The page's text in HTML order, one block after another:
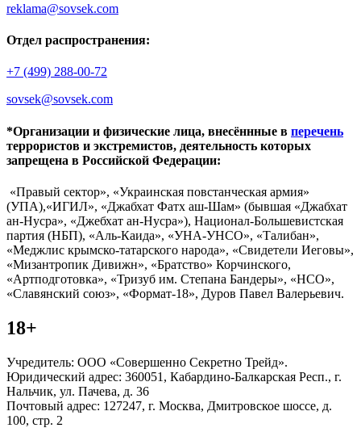
reklama@sovsek.com
Отдел распространения:
+7 (499) 288-00-72
sovsek@sovsek.com
*Организации и физические лица, внесённные в перечень
террористов и экстремистов, деятельность которых
запрещена в Российской Федерации:
«Правый сектор», «Украинская повстанческая армия»
(УПА),«ИГИЛ», «Джабхат Фатх аш-Шам» (бывшая «Джабхат
ан-Нусра», «Джебхат ан-Нусра»), Национал-Большевистская
партия (НБП), «Аль-Каида», «УНА-УНСО», «Талибан»,
«Меджлис крымско-татарского народа», «Свидетели Иеговы»,
«Мизантропик Дивижн», «Братство» Корчинского,
«Артподготовка», «Тризуб им. Степана Бандеры», «НСО»,
«Славянский союз», «Формат-18», Дуров Павел Валерьевич.
18+
Учредитель: ООО «Совершенно Секретно Трейд».
Юридический адрес: 360051, Кабардино-Балкарская Респ., г.
Нальчик, ул. Пачева, д. 36
Почтовый адрес: 127247, г. Москва, Дмитровское шоссе, д.
100, стр. 2